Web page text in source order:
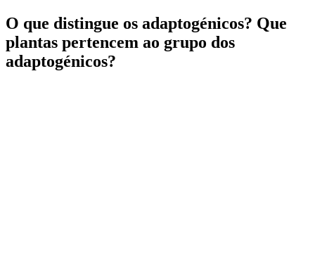
O que distingue os adaptogénicos? Que
plantas pertencem ao grupo dos
adaptogénicos?